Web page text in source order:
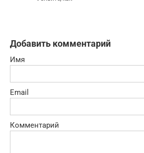
Добавить комментарий
Имя
Email
Комментарий